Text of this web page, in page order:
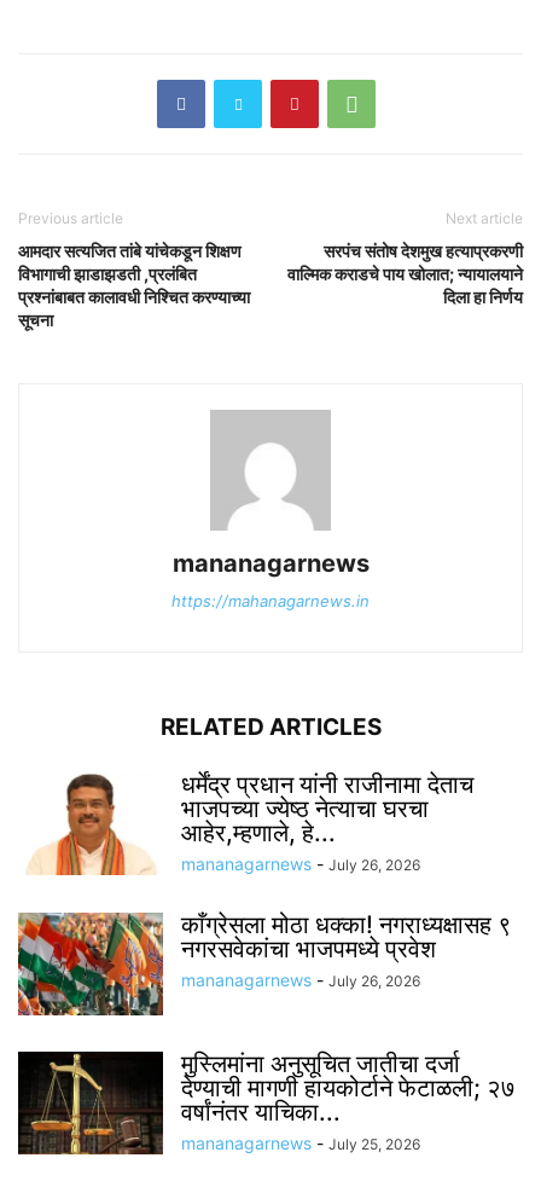
Previous article
आमदार सत्यजित तांबे यांचेकडून शिक्षण
विभागाची झाडाझडती ,प्रलंबित
प्रश्नांबाबत कालावधी निश्चित करण्याच्या
सूचना
Next article
सरपंच संतोष देशमुख हत्याप्रकरणी
वाल्मिक कराडचे पाय खोलात; न्यायालयाने
दिला हा निर्णय
mananagarnews
https://mahanagarnews.in
RELATED ARTICLES
धर्मेंद्र प्रधान यांनी राजीनामा देताच
भाजपच्या ज्येष्ठ नेत्याचा घरचा
आहेर,म्हणाले, हे...
mananagarnews - July 26, 2026
काँग्रेसला मोठा धक्का! नगराध्यक्षासह ९
नगरसवेकांचा भाजपमध्ये प्रवेश
mananagarnews - July 26, 2026
मुस्लिमांना अनुसूचित जातीचा दर्जा
देण्याची मागणी हायकोर्टाने फेटाळली; २७
वर्षांनंतर याचिका...
mananagarnews - July 25, 2026